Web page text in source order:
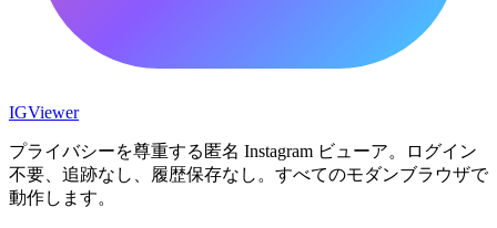
IGViewer
プライバシーを尊重する匿名 Instagram ビューア。ログイン
不要、追跡なし、履歴保存なし。すべてのモダンブラウザで
動作します。